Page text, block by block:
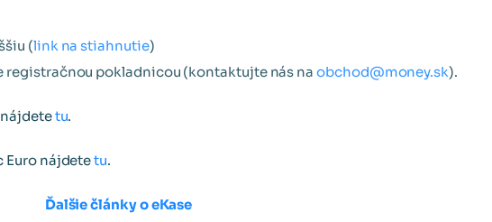
(link na stiahnutie)
registračnou pokladnicou (kontaktujte nás naobchod@money.sk).
nájdetetu.
Euro nájdetetu.
Ďalšie články o eKase